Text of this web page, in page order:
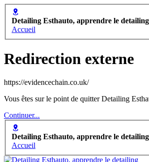
Detailing Esthauto, apprendre le detailing
Accueil
Redirection externe
https://evidencechain.co.uk/
Vous êtes sur le point de quitter Detailing
Continuer...
Detailing Esthauto, apprendre le detailing
Accueil